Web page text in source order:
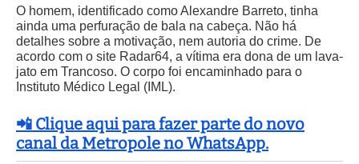
O homem, identificado como Alexandre Barreto, tinha
ainda uma perfuração de bala na cabeça. Não há
detalhes sobre a motivação, nem autoria do crime. De
acordo com o site Radar64, a vítima era dona de um lava-
jato em Trancoso. O corpo foi encaminhado para o
Instituto Médico Legal (IML).
📲 Clique aqui para fazer parte do novo
canal da Metropole no WhatsApp.